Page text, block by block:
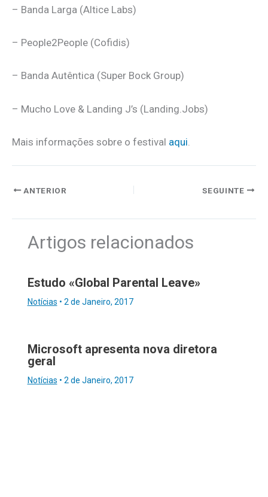
– Banda Larga (Altice Labs)
– People2People (Cofidis)
– Banda Autêntica (Super Bock Group)
– Mucho Love & Landing J’s (Landing.Jobs)
Mais informações sobre o festival aqui
ANTERIOR SEGUINTE
Artigos relacionados
Estudo «Global Parental Leave»
Notícias • 2 de Janeiro, 2017
Microsoft apresenta nova diretora
geral
Notícias • 2 de Janeiro, 2017